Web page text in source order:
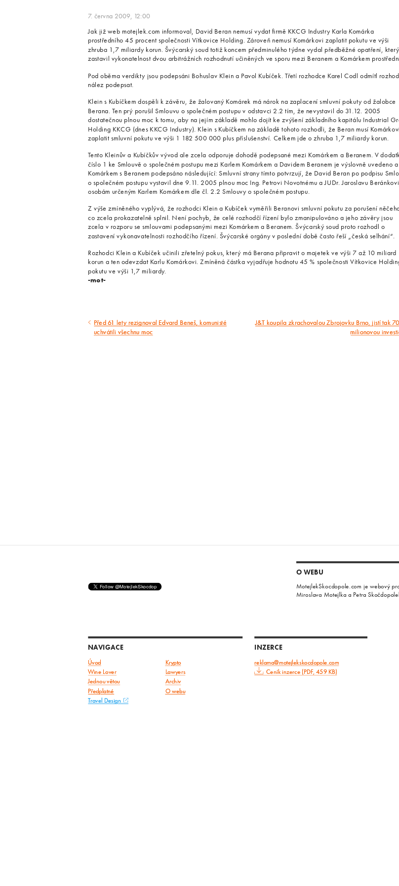
7. června 2009, 12:00
Jak již web motejlek.com informoval, David Beran nemusí vydat firmě KKCG Industry Karla Komárka
prostředního 45 procent společnosti Vítkovice Holding. Zároveň nemusí Komárkovi zaplatit pokutu ve výši
zhruba 1,7 miliardy korun. Švýcarský soud totiž koncem předminulého týdne vydal předběžné opatření,
zastavil vykonatelnost dvou arbitrážních rozhodnutí učiněných ve sporu mezi Beranem a Komárkem
Pod oběma verdikty jsou podepsáni Bohuslav Klein a Pavol Kubíček. Třetí rozhodce Karel Codl odmítl
nález podepsat.
Klein s Kubíčkem dospěli k závěru, že žalovaný Komárek má nárok na zaplacení smluvní pokuty od žalobce
Berana. Ten prý porušil Smlouvu o společném postupu v odstavci 2.2 tím, že nevystavil do 31.12. 2005
dostatečnou plnou moc k tomu, aby na jejím základě mohlo dojít ke zvýšení základního kapitálu Industrial
Holding KKCG (dnes KKCG Industry). Klein s Kubíčkem na základě tohoto rozhodli, že Beran musí Komárkovi
zaplatit smluvní pokutu ve výši 1 182 500 000 plus příslušenství. Celkem jde o zhruba 1,7 miliardy korun.
Tento Kleinův a Kubíčkův vývod ale zcela odporuje dohodě podepsané mezi Komárkem a Beranem. V
číslo 1 ke Smlouvě o společném postupu mezi Karlem Komárkem a Davidem Beranem je výslovně uvedeno a
Komárkem s Beranem podepsáno následující: Smluvní strany tímto potvrzují, že David Beran po podpisu
o společném postupu vystavil dne 9.11. 2005 plnou moc Ing. Petrovi Novotnému a JUDr. Jaroslavu Beránkovi,
osobám určeným Karlem Komárkem dle čl. 2.2 Smlouvy o společném postupu.
Z výše zmíněného vyplývá, že rozhodci Klein a Kubíček vyměřili Beranovi smluvní pokutu za porušení
co zcela prokazatelně splnil. Není pochyb, že celé rozhodčí řízení bylo zmanipulováno a jeho závěry jsou
zcela v rozporu se smlouvami podepsanými mezi Komárkem a Beranem. Švýcarský soud proto rozhodl o
zastavení vykonavatelnosti rozhodčího řízení. Švýcarské orgány v poslední době často řeší „česká selhání“.
Rozhodci Klein a Kubíček učinili zřetelný pokus, který má Berana připravit o majetek ve výši 7 až 10 miliard
korun a ten odevzdat Karlu Komárkovi. Zmíněná částka vyjadřuje hodnotu 45 % společnosti Vítkovice
pokutu ve výši 1,7 miliardy.
-mot-
Předcházející
Před 61 lety rezignoval Edvard Beneš, komunisté
uchvátili všechnu moc
Následující
J&T koupila zkrachovalou Zbrojovku Brno, jistí tak
milionovou
O WEBU
MotejlekSkocdopole.com je webový
Miroslava Motejlka a Petra
NAVIGACE
Úvod Krypto
Wine Lover
Lawyers
Jednou větou
Archiv
Předplatné O webu
Travel Design
INZERCE
reklama@motejlekskocdopole.com
Ceník inzerce (PDF, 459 KB)